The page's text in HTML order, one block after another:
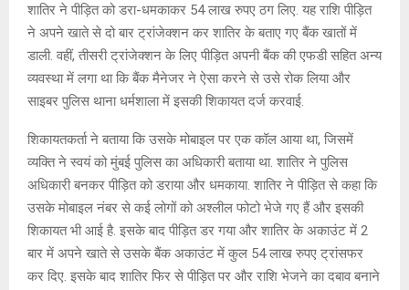
शातिर ने पीड़ित को डरा-धमकाकर 54 लाख रुपए ठग लिए. यह राशि पीड़ित
ने अपने खाते से दो बार ट्रांजेक्शन कर शातिर के बताए गए बैंक खातों में
डाली. वहीं, तीसरी ट्रांजेक्शन के लिए पीड़ित अपनी बैंक की एफडी सहित अन्य
व्यवस्था में लगा था कि बैंक मैनेजर ने ऐसा करने से उसे रोक लिया और
साइबर पुलिस थाना धर्मशाला में इसकी शिकायत दर्ज करवाई.
शिकायतकर्ता ने बताया कि उसके मोबाइल पर एक कॉल आया था, जिसमें
व्यक्ति ने स्वयं को मुंबई पुलिस का अधिकारी बताया था. शातिर ने पुलिस
अधिकारी बनकर पीड़ित को डराया और धमकाया. शातिर ने पीड़ित से कहा कि
उसके मोबाइल नंबर से कई लोगों को अश्लील फोटो भेजे गए हैं और इसकी
शिकायत भी आई है. इसके बाद पीड़ित डर गया और शातिर के अकाउंट में 2
बार में अपने खाते से उसके बैंक अकाउंट में कुल 54 लाख रुपए ट्रांसफर
कर दिए. इसके बाद शातिर फिर से पीड़ित पर और राशि भेजने का दबाव बनाने